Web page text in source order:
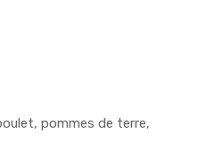
pommes de terre,